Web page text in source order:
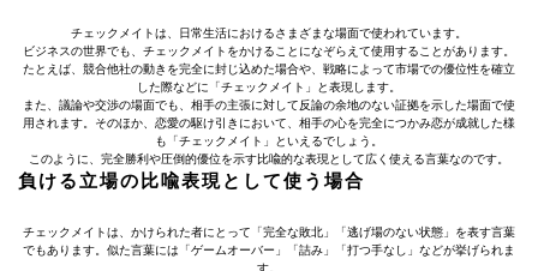
チェックメイトは、日常生活におけるさまざまな場面で使われています。
ビジネスの世界でも、チェックメイトをかけることになぞらえて使用することがあります。
たとえば、競合他社の動きを完全に封じ込めた場合や、戦略によって市場での優位性を確立
した際などに「チェックメイト」と表現します。
また、議論や交渉の場面でも、相手の主張に対して反論の余地のない証拠を示した場面で使
用されます。そのほか、恋愛の駆け引きにおいて、相手の心を完全につかみ恋が成就した様
も「チェックメイト」といえるでしょう。
このように、完全勝利や圧倒的優位を示す比喩的な表現として広く使える言葉なのです。
負ける立場の比喩表現として使う場合
チェックメイトは、かけられた者にとって「完全な敗北」「逃げ場のない状態」を表す言葉
でもあります。似た言葉には「ゲームオーバー」「詰み」「打つ手なし」などが挙げられま
す。